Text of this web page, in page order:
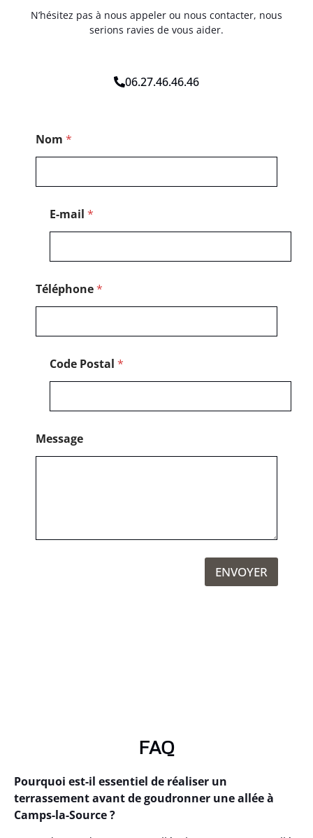
N’hésitez pas à nous appeler ou nous contacter, nous
serions ravies de vous aider.
06.27.46.46.46
Nom *
E-mail *
Téléphone*
Code Postal *
Message
ENVOYER
FAQ
Pourquoi est-il essentiel de réaliser un
terrassement avant de goudronner une allée à
Camps-la-Source ?